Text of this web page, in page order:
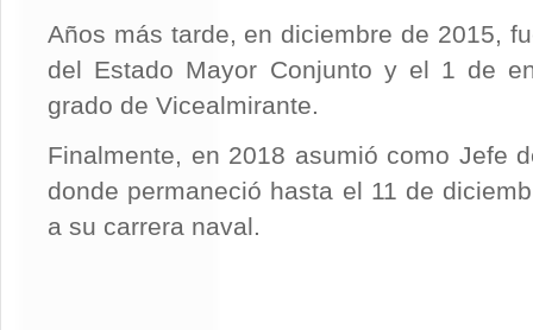
Años más tarde, en diciembre de 2015,
del Estado Mayor Conjunto y el 1 de
grado de Vicealmirante.
Finalmente, en 2018 asumió como Jefe
donde permaneció hasta el 11 de
a su carrera naval.